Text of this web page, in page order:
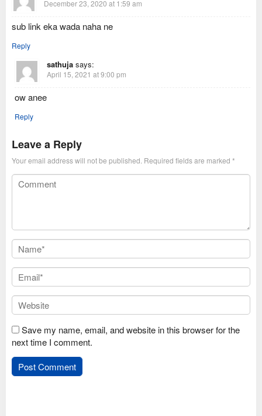
December 23, 2020 at 1:59 am
sub link eka wada naha ne
Reply
sathuja says:
April 15, 2021 at 9:00 pm
ow anee
Reply
Leave a Reply
Your email address will not be published. Required fields are marked *
Save my name, email, and website in this browser for the
next time I comment.